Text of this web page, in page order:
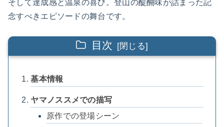
そして達成感と温泉の喜び。登山の醍醐味が詰まった記
念すべきエピソードの舞台です。
目次
基本情報
ヤマノススメでの描写
原作での登場シーン